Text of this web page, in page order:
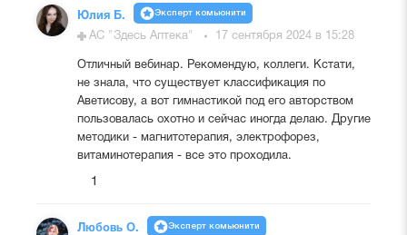
Юлия Б. Эксперт комьюнити
АС "Здесь Аптека" 17 сентября 2024 в 15:28
Отличный вебинар. Рекомендую, коллеги. Кстати,
не знала, что существует классификация по
Аветисову, а вот гимнастикой под его авторством
пользовалась охотно и сейчас иногда делаю. Другие
методики - магнитотерапия, электрофорез,
витаминотерапия - все это проходила.
1
Любовь О. Эксперт комьюнити